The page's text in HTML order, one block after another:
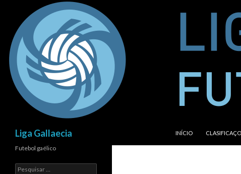
Liga Gallaecia
INÍCIO
Futebol gaélico
Pesquisar